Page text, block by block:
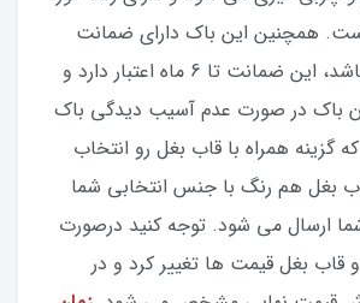
مایع درجه 1 است. همچنین این باک دارای ضمانت
تعویض کالا می باشد، این ضمانت تا 6 ماه اعتبار دارد و
باک در صورت عدم آسیب دیدگی باک
گزینه همراه با قاب بغل رو انتخاب
بغل هم رنگ با جنس انتخابی شما
ارسال می شود. توجه کنید درصورت
قاب بغل قیمت ها تغییر کرد و در